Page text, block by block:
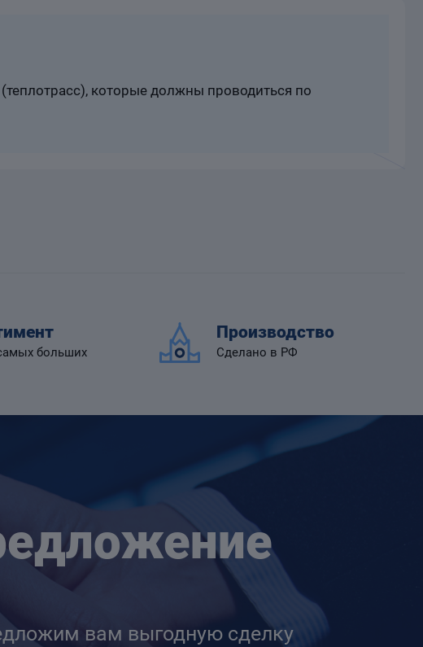
которые должны проводиться по
больших
Производство
Сделано в РФ
вам выгодную сделку